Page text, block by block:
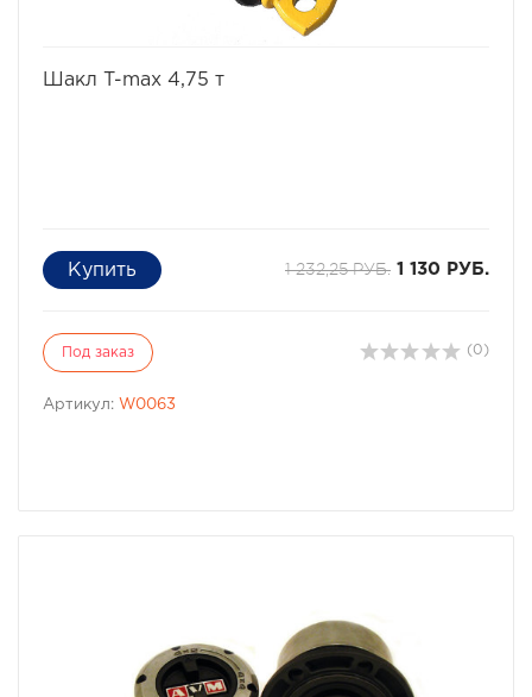
Шакл T-max 4,75 т
1 232,25 РУБ. 1 130 РУБ.
Под заказ (0)
Артикул: W0063